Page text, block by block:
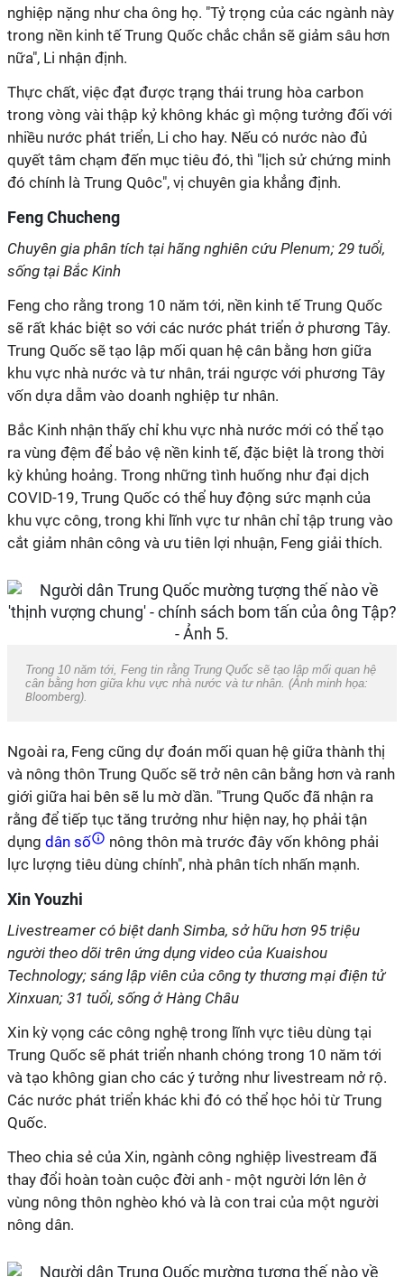
nghiệp nặng như cha ông họ. "Tỷ trọng của các ngành này
trong nền kinh tế Trung Quốc chắc chắn sẽ giảm sâu hơn
nữa", Li nhận định.
Thực chất, việc đạt được trạng thái trung hòa carbon
trong vòng vài thập kỷ không khác gì mộng tưởng đối với
nhiều nước phát triển, Li cho hay. Nếu có nước nào đủ
quyết tâm chạm đến mục tiêu đó, thì "lịch sử chứng minh
đó chính là Trung Quôc", vị chuyên gia khẳng định.
Feng Chucheng
Chuyên gia phân tích tại hãng nghiên cứu Plenum; 29 tuổi,
sống tại Bắc Kinh
Feng cho rằng trong 10 năm tới, nền kinh tế Trung Quốc
sẽ rất khác biệt so với các nước phát triển ở phương Tây.
Trung Quốc sẽ tạo lập mối quan hệ cân bằng hơn giữa
khu vực nhà nước và tư nhân, trái ngược với phương Tây
vốn dựa dẫm vào doanh nghiệp tư nhân.
Bắc Kinh nhận thấy chỉ khu vực nhà nước mới có thể tạo
ra vùng đệm để bảo vệ nền kinh tế, đặc biệt là trong thời
kỳ khủng hoảng. Trong những tình huống như đại dịch
COVID-19, Trung Quốc có thể huy động sức mạnh của
khu vực công, trong khi lĩnh vực tư nhân chỉ tập trung vào
cắt giảm nhân công và ưu tiên lợi nhuận, Feng giải thích.
Trong 10 năm tới, Feng tin rằng Trung Quốc sẽ tạo lập mối quan hệ
cân bằng hơn giữa khu vực nhà nước và tư nhân. (Ảnh minh họa:
Bloomberg).
Ngoài ra, Feng cũng dự đoán mối quan hệ giữa thành thị
và nông thôn Trung Quốc sẽ trở nên cân bằng hơn và ranh
giới giữa hai bên sẽ lu mờ dần. "Trung Quốc đã nhận ra
rằng để tiếp tục tăng trưởng như hiện nay, họ phải tận
dụng dân số
nông thôn mà trước đây vốn không phải
lực lượng tiêu dùng chính", nhà phân tích nhấn mạnh.
Xin Youzhi
Livestreamer có biệt danh Simba, sở hữu hơn 95 triệu
người theo dõi trên ứng dụng video của Kuaishou
Technology; sáng lập viên của công ty thương mại điện tử
Xinxuan; 31 tuổi, sống ở Hàng Châu
Xin kỳ vọng các công nghệ trong lĩnh vực tiêu dùng tại
Trung Quốc sẽ phát triển nhanh chóng trong 10 năm tới
và tạo không gian cho các ý tưởng như livestream nở rộ.
Các nước phát triển khác khi đó có thể học hỏi từ Trung
Quốc.
Theo chia sẻ của Xin, ngành công nghiệp livestream đã
thay đổi hoàn toàn cuộc đời anh - một người lớn lên ở
vùng nông thôn nghèo khó và là con trai của một người
nông dân.